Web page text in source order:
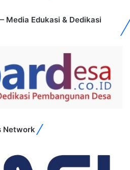
Edukasi & Dedikasi
Network